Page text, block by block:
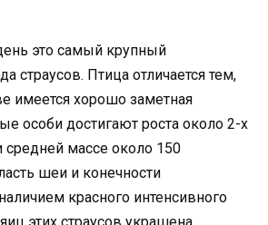
это самый крупный
страусов. Птица отличается тем,
имеется хорошо заметная
особи достигают роста около 2-х
средней массе около 150
шеи и конечности
красного интенсивного